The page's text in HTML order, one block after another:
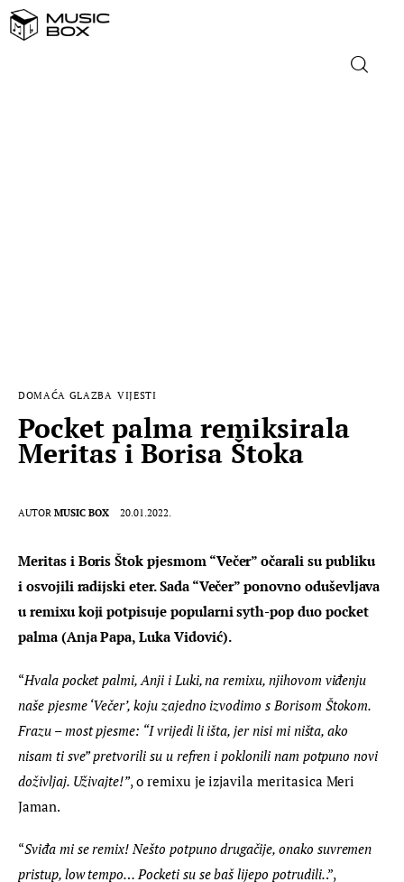
DOMAĆA GLAZBA VIJESTI
Pocket palma remiksirala
Meritas i Borisa Štoka
AUTOR MUSIC BOX 20.01.2022.
Meritas i Boris Štok pjesmom “Večer” očarali su publiku
i osvojili radijski eter. Sada “Večer” ponovno oduševljava
u remixu koji potpisuje popularni syth-pop duo pocket
palma (Anja Papa, Luka Vidović).
“Hvala pocket palmi, Anji i Luki, na remixu, njihovom viđenju
naše pjesme ‘Večer’, koju zajedno izvodimo s Borisom Štokom.
Frazu – most pjesme: “I vrijedi li išta, jer nisi mi ništa, ako
nisam ti sve” pretvorili su u refren i poklonili nam potpuno novi
doživljaj. Uživajte!”, o remixu je izjavila meritasica Meri
Jaman.
“Sviđa mi se remix! Nešto potpuno drugačije, onako suvremen
pristup, low tempo… Pocketi su se baš lijepo potrudili..”,